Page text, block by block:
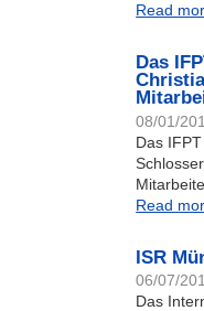
Read
Das
08/01/
Das
Read
ISR
06/07/
Das